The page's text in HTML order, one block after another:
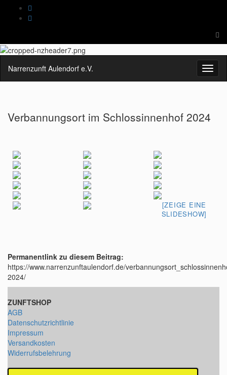
Search
Narrenzunft Aulendorf e.V.
Verbannungsort im Schlossinnenhof 2024
[ZEIGE EINE
SLIDESHOW]
Permanentlink zu diesem Beitrag:
https://www.narrenzunftaulendorf.de/
2024/
ZUNFTSHOP
AGB
Datenschutzrichtlinie
Impressum
Versandkosten
Widerrufsbelehrung